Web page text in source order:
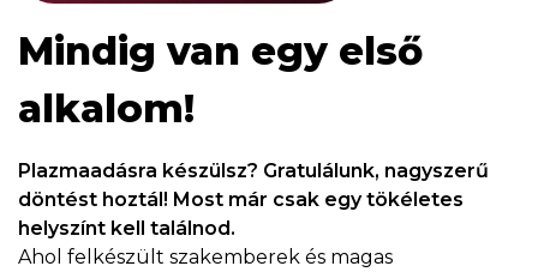
Mindig van egy első
alkalom!
Plazmaadásra készülsz? Gratulálunk, nagyszerű
döntést hoztál! Most már csak egy tökéletes
helyszínt kell találnod.
Ahol felkészült szakemberek és magas